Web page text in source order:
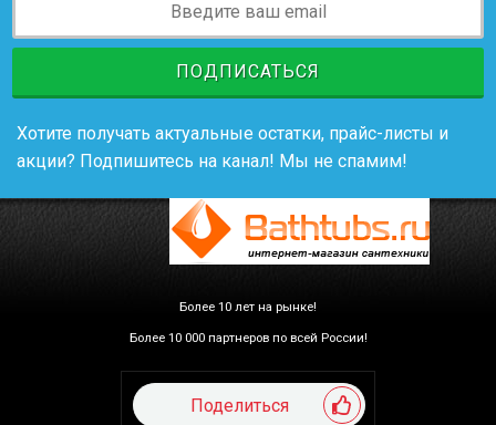
ПОДПИСАТЬСЯ
Хотите получать актуальные остатки, прайс-листы и
акции? Подпишитесь на канал! Мы не спамим!
Более 10 лет на рынке!
Более 10 000 партнеров по всей России!
Поделиться